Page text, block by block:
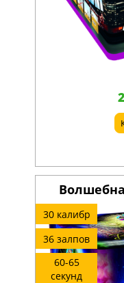
30 калибр
36 залпов
60-65
секунд